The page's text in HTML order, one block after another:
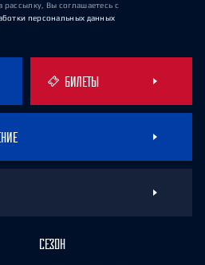
рассылку, Вы соглашаетесь с
персональных данных
БИЛЕТЫ
СЕЗОН